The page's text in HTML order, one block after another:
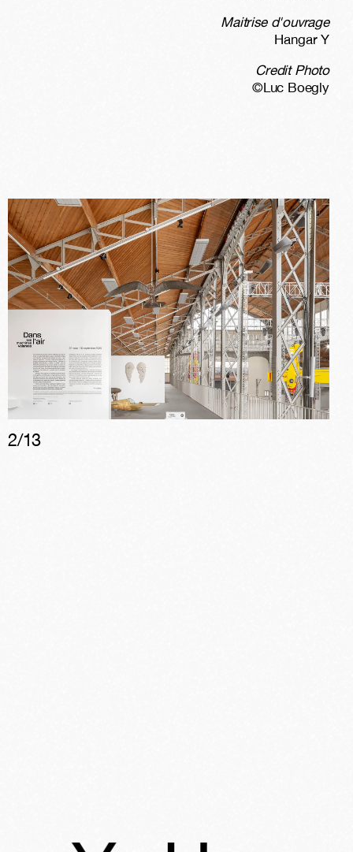
Maitrise d'ouvrage
Hangar Y
Credit Photo
©Luc Boegly
2/13